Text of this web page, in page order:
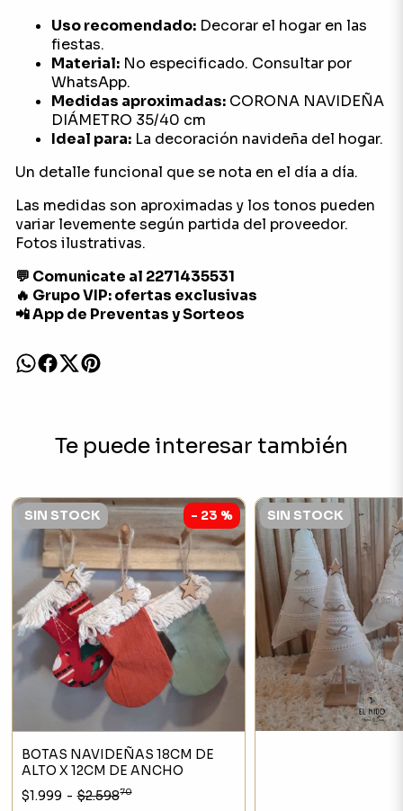
Uso recomendado:Decorar el hogar en las
fiestas.
Material:No especificado. Consultar por
WhatsApp.
Medidas aproximadas:CORONA NAVIDEÑA
DIÁMETRO 35/40 cm
Ideal para:La decoración navideña del hogar.
Un detalle funcional que se nota en el día a día.
Las medidas son aproximadas y los tonos pueden
variar levemente según partida del proveedor.
Fotos ilustrativas.
💬 Comunicate al 2271435531
🔥 Grupo VIP: ofertas exclusivas
📲 App de Preventas y Sorteos
Te puede interesar también
SIN STOCK - 23 %
BOTAS NAVIDEÑAS 18CM DE
ALTO X 12CM DE ANCHO
$1.999 - $2.59870
SIN STOCK